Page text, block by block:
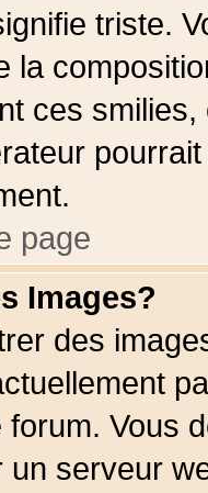
triste.
la
ces
page
Images?
des
Vous
serveur